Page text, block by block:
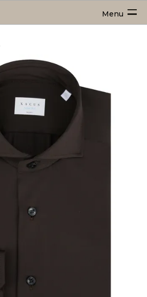
Menu